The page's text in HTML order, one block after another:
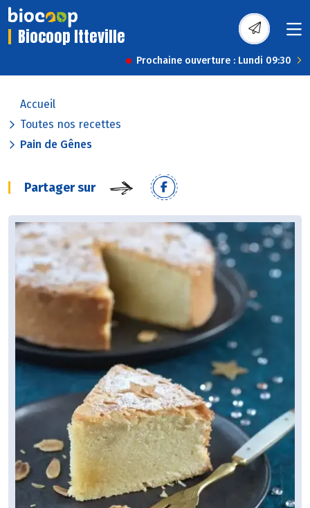
Biocoop Itteville
Prochaine ouverture : Lundi 09:30
Accueil
Toutes nos recettes
Pain de Gênes
Partager sur